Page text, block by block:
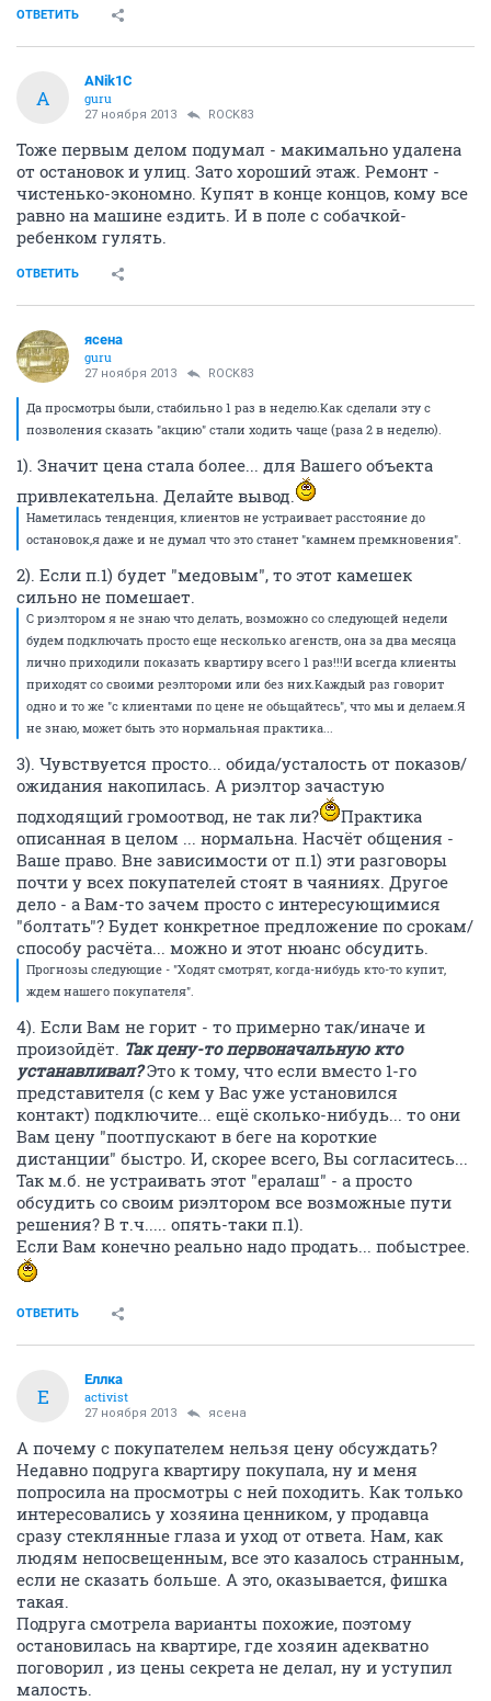
ОТВЕТИТЬ
A
ANik1C
guru
27 ноября 2013 ROCK83
Тоже первым делом подумал - макимально удалена
от остановок и улиц. Зато хороший этаж. Ремонт -
чистенько-экономно. Купят в конце концов, кому все
равно на машине ездить. И в поле с собачкой-
ребенком гулять.
ОТВЕТИТЬ
ясена
guru
27 ноября 2013 ROCK83
Да просмотры были, стабильно 1 раз в неделю.Как сделали эту с
позволения сказать "акцию" стали ходить чаще (раза 2 в неделю).
1). Значит цена стала более... для Вашего объекта
привлекательна. Делайте вывод.
Наметилась тенденция, клиентов не устраивает расстояние до
остановок,я даже и не думал что это станет "камнем премкновения".
2). Если п.1) будет "медовым", то этот камешек
сильно не помешает.
С риэлтором я не знаю что делать, возможно со следующей недели
будем подключать просто еще несколько агенств, она за два месяца
лично приходили показать квартиру всего 1 раз!!!И всегда клиенты
приходят со своими реэлтороми или без них.Каждый раз говорит
одно и то же "с клиентами по цене не обьщайтесь", что мы и делаем.Я
не знаю, может быть это нормальная практика...
3). Чувствуется просто... обида/усталость от показов/
ожидания накопилась. А риэлтор зачастую
подходящий громоотвод, не так ли?
Практика
описанная в целом ... нормальна. Насчёт общения -
Ваше право. Вне зависимости от п.1) эти разговоры
почти у всех покупателей стоят в чаяниях. Другое
дело - а Вам-то зачем просто с интересующимися
"болтать"? Будет конкретное предложение по срокам/
способу расчёта... можно и этот нюанс обсудить.
Прогнозы следующие - "Ходят смотрят, когда-нибудь кто-то купит,
ждем нашего покупателя".
4). Если Вам не горит - то примерно так/иначе и
произойдёт. Так цену-то первоначальную кто
устанавливал?Это к тому, что если вместо 1-го
представителя (с кем у Вас уже установился
контакт) подключите... ещё сколько-нибудь... то они
Вам цену "поотпускают в беге на короткие
дистанции" быстро. И, скорее всего, Вы согласитесь...
Так м.б. не устраивать этот "ералаш" - а просто
обсудить со своим риэлтором все возможные пути
решения? В т.ч..... опять-таки п.1).
Если Вам конечно реально надо продать... побыстрее.
ОТВЕТИТЬ
Е
Еллка
activist
27 ноября 2013 ясена
А почему с покупателем нельзя цену обсуждать?
Недавно подруга квартиру покупала, ну и меня
попросила на просмотры с ней походить. Как только
интересовались у хозяина ценником, у продавца
сразу стеклянные глаза и уход от ответа. Нам, как
людям непосвещенным, все это казалось странным,
если не сказать больше. А это, оказывается, фишка
такая.
Подруга смотрела варианты похожие, поэтому
остановилась на квартире, где хозяин адекватно
поговорил , из цены секрета не делал, ну и уступил
малость.